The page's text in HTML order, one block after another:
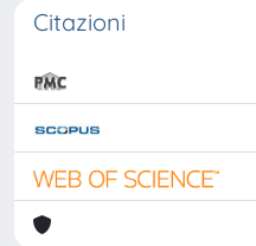
Citazioni